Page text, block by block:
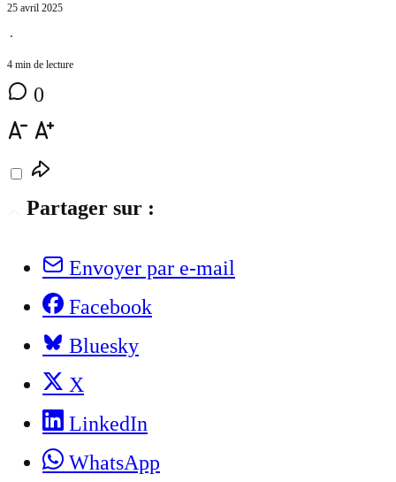
25 avril 2025
⋅
4 min de lecture
0
Partager sur :
Envoyer par e-mail
Facebook
Bluesky
X
LinkedIn
WhatsApp